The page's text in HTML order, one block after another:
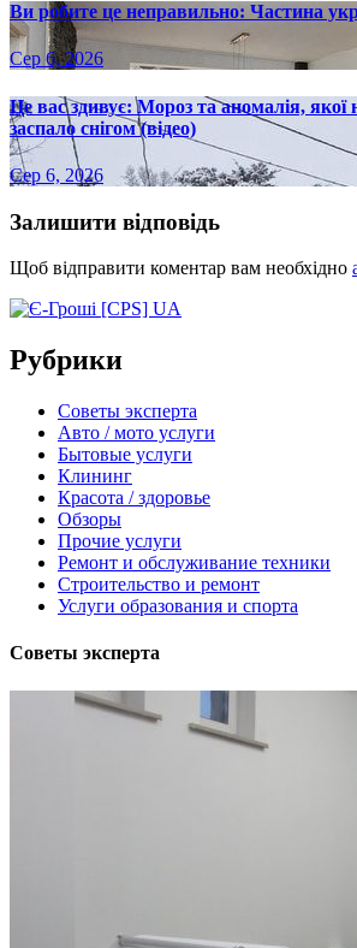
Ви робите це неправильно: Частина
Сер 6, 2026
Це вас здивує: Мороз та аномалія, якої
заспало снігом (відео)
Сер 6, 2026
Залишити відповідь
Щоб відправити коментар вам необхідно
Рубрики
Советы эксперта
Авто / мото услуги
Бытовые услуги
Клининг
Красота / здоровье
Обзоры
Прочие услуги
Ремонт и обслуживание техники
Строительство и ремонт
Услуги образования и спорта
Советы эксперта